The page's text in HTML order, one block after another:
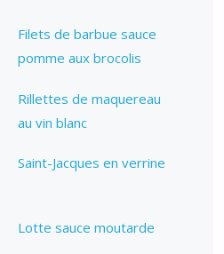
Filets de barbue sauce
pomme aux brocolis
Rillettes de maquereau
au vin blanc
Saint-Jacques en verrine
Lotte sauce moutarde